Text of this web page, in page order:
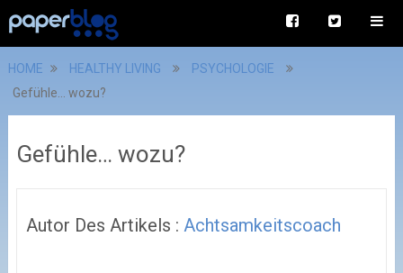
HOME HEALTHY LIVING
PSYCHOLOGIE
Gefühle… wozu?
Gefühle… wozu?
Autor Des Artikels : Achtsamkeitscoach